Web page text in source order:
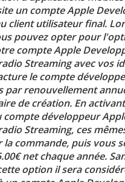
un compte Apple
client utilisateur final.
pouvez opter pour
compte Apple
Streaming avec vos
le compte
par renouvellement
de création. En
compte développeur
Streaming, ces
la commande, puis vous
net chaque année.
option il sera